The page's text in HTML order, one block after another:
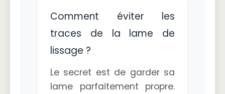
Comment éviter les
traces de la lame de
lissage ?
Le secret est de garder sa
lame parfaitement propre.